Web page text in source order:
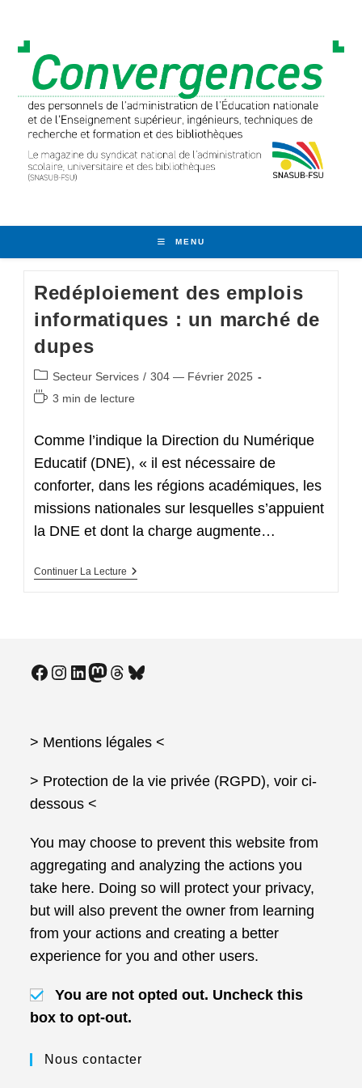
content
MENU
Redéploiement des emplois
informatiques : un marché de
dupes
Post
category:
Secteur Services / 304 — Février 2025
Temps3 min de lecture
Comme l’indique la Direction du Numérique
Educatif (DNE), « il est nécessaire de
conforter, dans les régions académiques, les
missions nationales sur lesquelles s’appuient
la DNE et dont la charge augmente…
Continuer La Lecture Redéploiement
Dupes
Facebook
Instagram
LinkedIn
Mastodon
ThreadsBluesky
> Mentions légales <
> Protection de la vie privée (RGPD), voir ci-
dessous <
You may choose to prevent this website from
aggregating and analyzing the actions you
take here. Doing so will protect your privacy,
but will also prevent the owner from learning
from your actions and creating a better
experience for you and other users.
You are not opted out. Uncheck this
box to opt-out.
Nous contacter